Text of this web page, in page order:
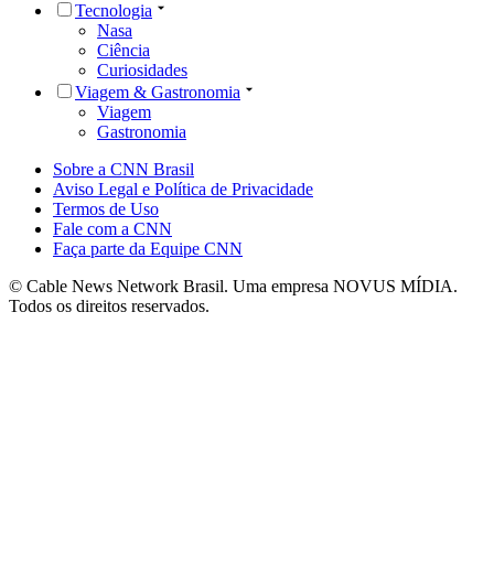
Tecnologia
Nasa
Ciência
Curiosidades
Viagem & Gastronomia
Viagem
Gastronomia
Sobre a CNN Brasil
Aviso Legal e Política de Privacidade
Termos de Uso
Fale com a CNN
Faça parte da Equipe CNN
© Cable News Network Brasil. Uma empresa NOVUS MÍDIA.
Todos os direitos reservados.